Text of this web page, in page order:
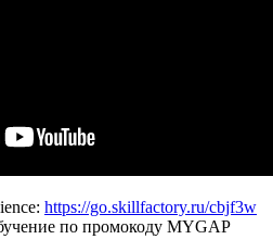
https://go.skillfactory.ru/cbjf3w
по промокоду MYGAP